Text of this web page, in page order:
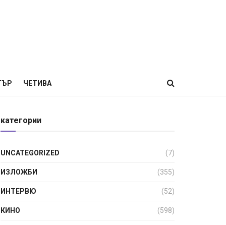
ЧЕТИВА
категории
UNCATEGORIZED (7)
ИЗЛОЖБИ (355)
ИНТЕРВЮ (52)
КИНО (598)